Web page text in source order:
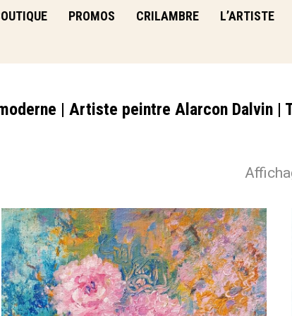
PROMOS CRILAMBRE L’ARTISTE
| Artiste peintre Alarcon Dalvin |